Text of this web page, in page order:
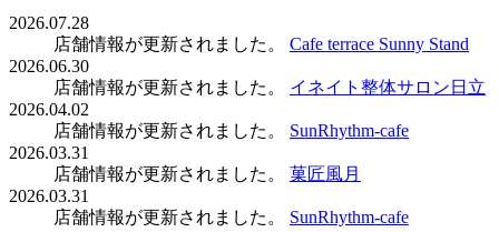
2026.07.28
店舗情報が更新されました。
Cafe terrace Sunny Stand
2026.06.30
店舗情報が更新されました。
イネイト整体サロン日立
2026.04.02
店舗情報が更新されました。
SunRhythm-cafe
2026.03.31
店舗情報が更新されました。
菓匠風月
2026.03.31
店舗情報が更新されました。
SunRhythm-cafe